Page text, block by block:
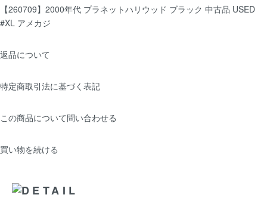
【260709】2000年代 プラネットハリウッド ブラック 中古品 USED
#XL アメカジ
返品について
特定商取引法に基づく表記
この商品について問い合わせる
買い物を続ける